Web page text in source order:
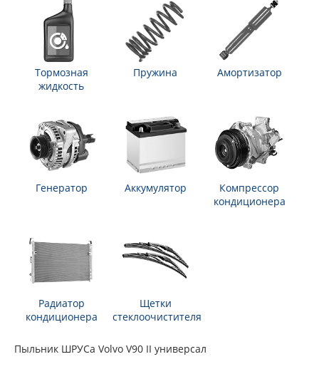
Тормозная
жидкость
Пружина Амортизатор
Генератор Аккумулятор
Компрессор
кондиционера
Радиатор
кондиционера
Щетки
стеклоочистителя
Пыльник ШРУСа Volvo V90 II универсал